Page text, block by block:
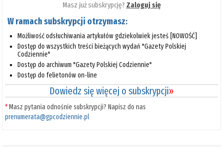
Masz już subskrypcję? Zaloguj się
W ramach subskrypcji otrzymasz:
Możliwość odsłuchiwania artykułów gdziekolwiek jesteś [NOWOŚĆ]
Dostęp do wszystkich treści bieżących wydań "Gazety Polskiej
Codziennie"
Dostęp do archiwum "Gazety Polskiej Codziennie"
Dostęp do felietonów on-line
Dowiedz się więcej o subskrypcji»
*Masz pytania odnośnie subskrypcji? Napisz do nas
prenumerata@gpcodziennie.pl